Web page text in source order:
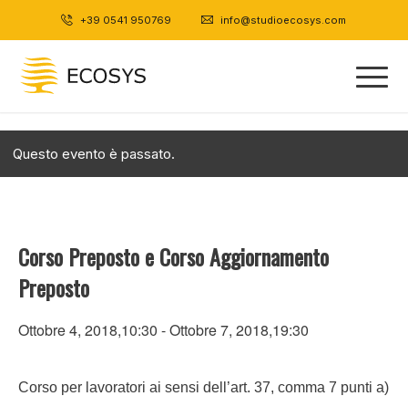
+39 0541 950769 info@studioecosys.com
Questo evento è passato.
Corso Preposto e Corso Aggiornamento
Preposto
Ottobre 4, 2018,10:30 -Ottobre 7, 2018,19:30
Corso per lavoratori ai sensi dell’art. 37, comma 7 punti a)